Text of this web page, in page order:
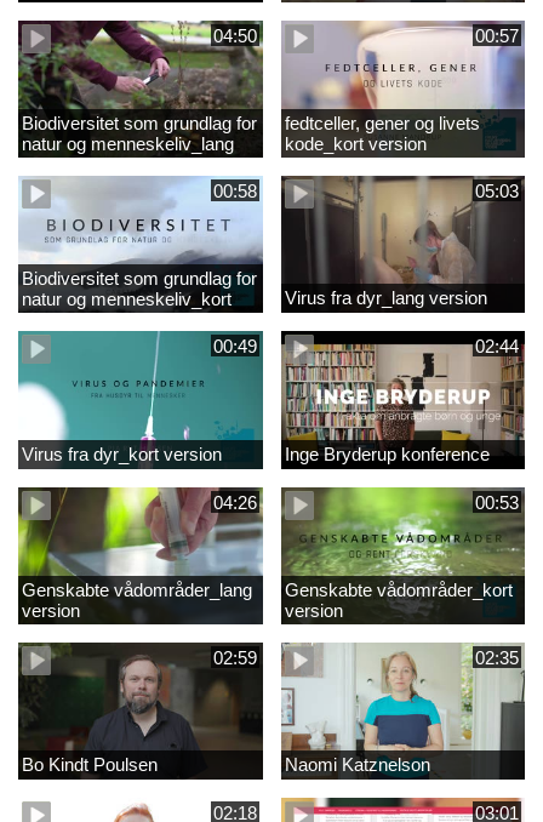
04:50
Biodiversitet som grundlag for
natur og menneskeliv_lang
version
00:57
fedtceller, gener og livets
kode_kort version
00:58
Biodiversitet som grundlag for
natur og menneskeliv_kort
version
05:03
Virus fra dyr_lang version
00:49
Virus fra dyr_kort version
02:44
Inge Bryderup konference
04:26
Genskabte vådområder_lang
version
00:53
Genskabte vådområder_kort
version
02:59
Bo Kindt Poulsen
02:35
Naomi Katznelson
02:18 03:01